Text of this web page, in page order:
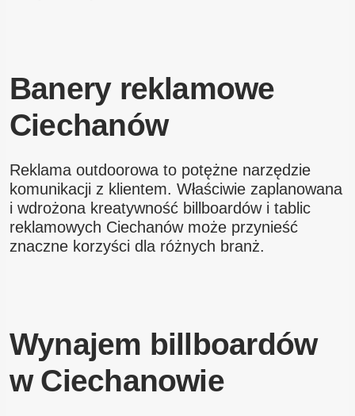
Banery reklamowe
Ciechanów
Reklama outdoorowa to potężne narzędzie
komunikacji z klientem. Właściwie zaplanowana
i wdrożona kreatywność billboardów i tablic
reklamowych Ciechanów może przynieść
znaczne korzyści dla różnych branż.
Wynajem billboardów
w Ciechanowie